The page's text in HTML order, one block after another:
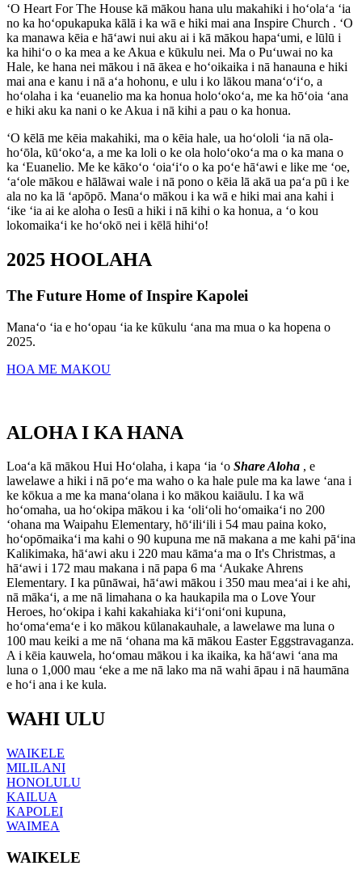
ʻO Heart For The House kā mākou hana ulu makahiki i hoʻolaʻa ʻia
no ka hoʻopukapuka kālā i ka wā e hiki mai ana Inspire Church . ʻO
ka manawa kēia e hāʻawi nui aku ai i kā mākou hapaʻumi, e lūlū i
ka hihiʻo o ka mea a ke Akua e kūkulu nei. Ma o Puʻuwai no ka
Hale, ke hana nei mākou i nā ākea e hoʻoikaika i nā hanauna e hiki
mai ana e kanu i nā aʻa hohonu, e ulu i ko lākou manaʻoʻiʻo, a
hoʻolaha i ka ʻeuanelio ma ka honua holoʻokoʻa, me ka hōʻoia ʻana
e hiki aku ka nani o ke Akua i nā kihi a pau o ka honua.
ʻO kēlā me kēia makahiki, ma o kēia hale, ua hoʻololi ʻia nā ola-
hoʻōla, kūʻokoʻa, a me ka loli o ke ola holoʻokoʻa ma o ka mana o
ka ʻEuanelio. Me ke kākoʻo ʻoiaʻiʻo o ka poʻe hāʻawi e like me ʻoe,
ʻaʻole mākou e hālāwai wale i nā pono o kēia lā akā ua paʻa pū i ke
ala no ka lā ʻapōpō. Manaʻo mākou i ka wā e hiki mai ana kahi i
ʻike ʻia ai ke aloha o Iesū a hiki i nā kihi o ka honua, a ʻo kou
lokomaikaʻi ke hoʻokō nei i kēlā hihiʻo!
2025 HOOLAHA
The Future Home of Inspire Kapolei
Manaʻo ʻia e hoʻopau ʻia ke kūkulu ʻana ma mua o ka hopena o
2025.
HOA ME MAKOU
ALOHA I KA HANA
Loaʻa kā mākou Hui Hoʻolaha, i kapa ʻia ʻo Share Aloha , e
lawelawe a hiki i nā poʻe ma waho o ka hale pule ma ka lawe ʻana i
ke kōkua a me ka manaʻolana i ko mākou kaiāulu. I ka wā
hoʻomaha, ua hoʻokipa mākou i ka ʻoliʻoli hoʻomaikaʻi no 200
ʻohana ma Waipahu Elementary, hōʻiliʻili i 54 mau paina koko,
hoʻopōmaikaʻi ma kahi o 90 kupuna me nā makana a me kahi pāʻina
Kalikimaka, hāʻawi aku i 220 mau kāmaʻa ma o It's Christmas, a
hāʻawi i 172 mau makana i nā papa 6 ma ʻAukake Ahrens
Elementary. I ka pūnāwai, hāʻawi mākou i 350 mau meaʻai i ke ahi,
nā mākaʻi, a me nā limahana o ka haukapila ma o Love Your
Heroes, hoʻokipa i kahi kakahiaka kiʻiʻoniʻoni kupuna,
hoʻomaʻemaʻe i ko mākou kūlanakauhale, a lawelawe ma luna o
100 mau keiki a me nā ʻohana ma kā mākou Easter Eggstravaganza.
A i kēia kauwela, hoʻomau mākou i ka ikaika, ka hāʻawi ʻana ma
luna o 1,000 mau ʻeke a me nā lako ma nā wahi āpau i nā haumāna
e hoʻi ana i ke kula.
WAHI ULU
WAIKELE
MILILANI
HONOLULU
KAILUA
KAPOLEI
WAIMEA
WAIKELE